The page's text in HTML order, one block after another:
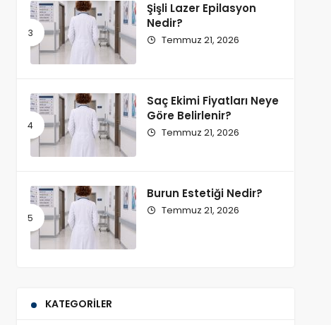
Şişli Lazer Epilasyon
Nedir?
Temmuz 21, 2026
Saç Ekimi Fiyatları Neye
Göre Belirlenir?
Temmuz 21, 2026
Burun Estetiği Nedir?
Temmuz 21, 2026
KATEGORILER